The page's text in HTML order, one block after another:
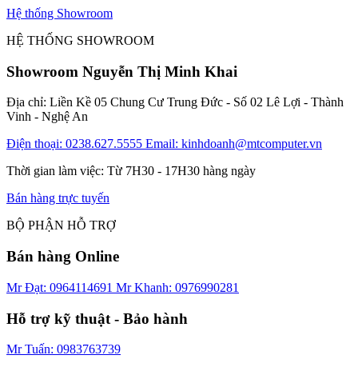
Hệ thống Showroom
HỆ THỐNG SHOWROOM
Showroom Nguyễn Thị Minh Khai
Địa chỉ: Liền Kề 05 Chung Cư Trung Đức - Số 02 Lê Lợi - Thành
Vinh - Nghệ An
Điện thoại: 0238.627.5555 Email: kinhdoanh@mtcomputer.vn
Thời gian làm việc: Từ 7H30 - 17H30 hàng ngày
Bán hàng trực tuyến
BỘ PHẬN HỖ TRỢ
Bán hàng Online
Mr Đạt: 0964114691 Mr Khanh: 0976990281
Hỗ trợ kỹ thuật - Bảo hành
Mr Tuấn: 0983763739